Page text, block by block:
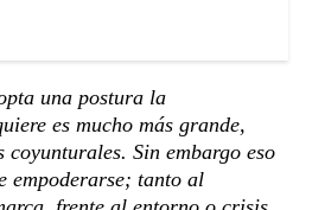
una postura la
es mucho más grande,
coyunturales. Sin embargo eso
empoderarse; tanto al